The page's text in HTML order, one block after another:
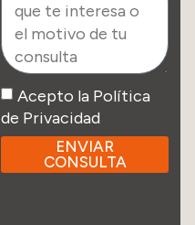
Acepto la Política
de Privacidad
ENVIAR
CONSULTA